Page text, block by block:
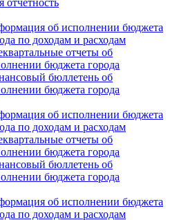
отчетность
об исполнении бюджета
по доходам и расходам
отчеты об
бюджета города
бюллетень об
бюджета города
об исполнении бюджета
по доходам и расходам
отчеты об
бюджета города
бюллетень об
бюджета города
об исполнении бюджета
по доходам и расходам